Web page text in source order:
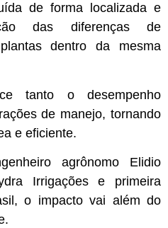
de forma localizada e
das diferenças de
dentro da mesma
tanto o desempenho
de manejo, tornando
e eficiente.
agrônomo Elidio
Irrigações e primeira
o impacto vai além do